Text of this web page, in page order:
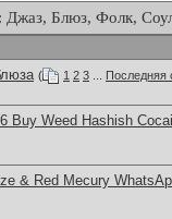
: Джаз, Блюз, Фолк,
( 1 2 3
Последняя
Buy Weed Hashish
& Red Mecury